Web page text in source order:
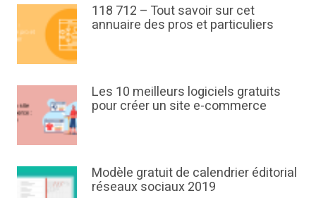
118 712 – Tout savoir sur cet
annuaire des pros et particuliers
Les 10 meilleurs logiciels gratuits
pour créer un site e-commerce
Modèle gratuit de calendrier éditorial
réseaux sociaux 2019